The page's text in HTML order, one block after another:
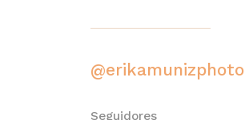
@erikamunizphoto
Seguidores